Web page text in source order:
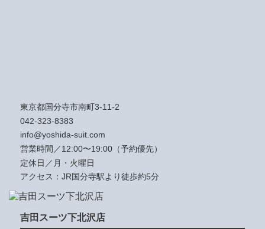
東京都国分寺市南町3-11-2
042-323-8383
info@yoshida-suit.com
営業時間／12:00〜19:00（予約優先）
定休日／月・火曜日
アクセス：JR国分寺駅より徒歩約5分
吉田スーツ下北沢店